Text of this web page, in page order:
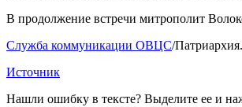
В продолжение встречи митрополит
Служба коммуникации ОВЦС/
Источник
Нашли ошибку в тексте? Выделите ее и